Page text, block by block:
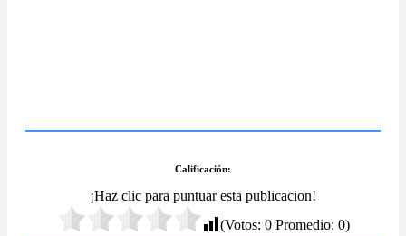
Calificación:
¡Haz clic para puntuar esta publicacion!
(Votos: 0Promedio: 0)